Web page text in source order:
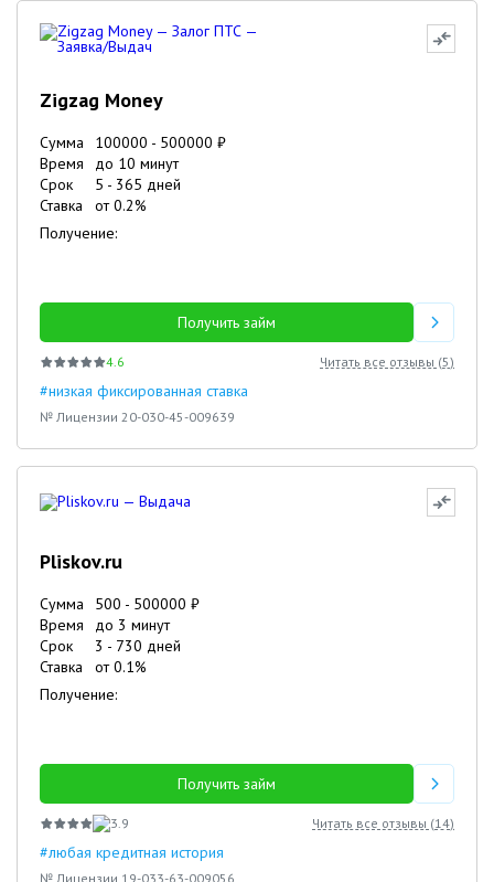
Zigzag Money
Сумма 100000 - 500000 ₽
Время
до 10 минут
Срок
5 - 365 дней
Ставка
от0.2%
Получение:
Получить займ
4.6 Читать все отзывы (5)
#низкая фиксированная ставка
№ Лицензии 20-030-45-009639
Pliskov.ru
Сумма 500 - 500000 ₽
Время
до 3 минут
Срок
3 - 730 дней
Ставка
от0.1%
Получение:
Получить займ
3.9 Читать все отзывы (14)
#любая кредитная история
№ Лицензии 19-033-63-009056